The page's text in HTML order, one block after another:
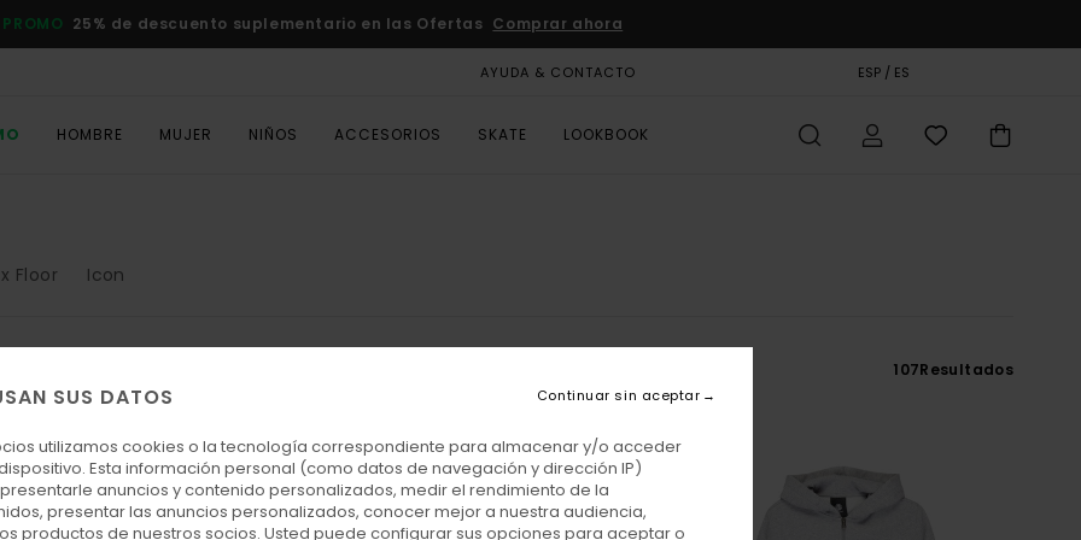
PROMO 25% de descuento suplementario en las Ofertas Comprar ahora
AYUDA & CONTACTO ESP / ES
HOMBRE MUJER NIÑOS ACCESORIOS SKATE LOOKBOOK
Floor Icon
107Resultados
SUS DATOS
utilizamos cookies o la tecnología correspondiente para almacenar y/o acceder
Esta información personal (como datos de navegación y dirección IP)
anuncios y contenido personalizados, medir el rendimiento de la
presentar las anuncios personalizados, conocer mejor a nuestra audiencia,
productos de nuestros socios. Usted puede configurar sus opciones para aceptar o
Continuar sin aceptar